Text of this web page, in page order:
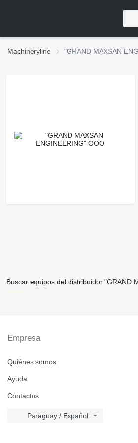
Machineryline "GRAND MAXSAN
Buscar equipos del distribuidor "GRAND
disallow-in-dsa
Empresa
Quiénes somos
Ayuda
Contactos
Paraguay / Español